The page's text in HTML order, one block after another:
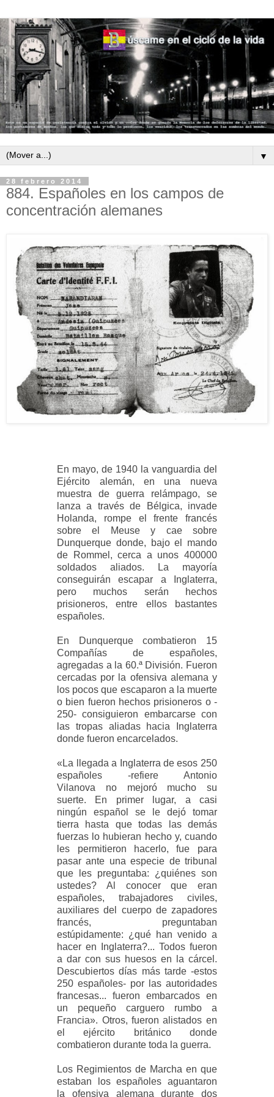
▼
28 febrero 2014
884. Españoles en los campos de
concentración alemanes
En mayo, de 1940 la vanguardia del
Ejército alemán, en una nueva
muestra de guerra relámpago, se
lanza a través de Bélgica, invade
Holanda, rompe el frente francés
sobre el Meuse y cae sobre
Dunquerque donde, bajo el mando
de Rommel, cerca a unos 400000
soldados aliados. La mayoría
conseguirán escapar a Inglaterra,
pero muchos serán hechos
prisioneros, entre ellos bastantes
españoles.
En Dunquerque combatieron 15
Compañías de españoles,
agregadas a la 60.ª División. Fueron
cercadas por la ofensiva alemana y
los pocos que escaparon a la muerte
o bien fueron hechos prisioneros o -
250- consiguieron embarcarse con
las tropas aliadas hacia Inglaterra
donde fueron encarcelados.
«La llegada a Inglaterra de esos 250
españoles -refiere Antonio
Vilanova no mejoró mucho su
suerte. En primer lugar, a casi
ningún español se le dejó tomar
tierra hasta que todas las demás
fuerzas lo hubieran hecho y, cuando
les permitieron hacerlo, fue para
pasar ante una especie de tribunal
que les preguntaba: ¿quiénes son
ustedes? Al conocer que eran
españoles, trabajadores civiles,
auxiliares del cuerpo de zapadores
francés, preguntaban
estúpidamente: ¿qué han venido a
hacer en Inglaterra?... Todos fueron
a dar con sus huesos en la cárcel.
Descubiertos días más tarde -estos
250 españoles- por las autoridades
francesas... fueron embarcados en
un pequeño carguero rumbo a
Francia». Otros, fueron alistados en
el ejército británico donde
combatieron durante toda la guerra.
Los Regimientos de Marcha en que
estaban los españoles aguantaron
la ofensiva alemana durante dos